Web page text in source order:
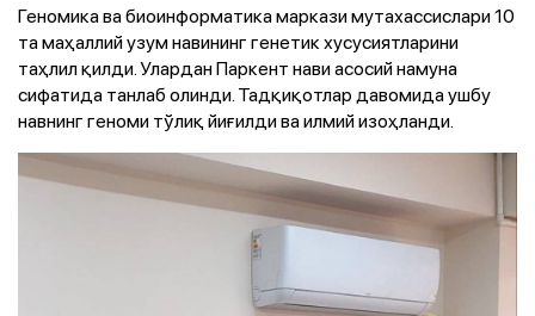
Геномика ва биоинформатика маркази мутахассислари 10
та маҳаллий узум навининг генетик хусусиятларини
таҳлил қилди. Улардан Паркент нави асосий намуна
сифатида танлаб олинди. Тадқиқотлар давомида ушбу
навнинг геноми тўлиқ йиғилди ва илмий изоҳланди.